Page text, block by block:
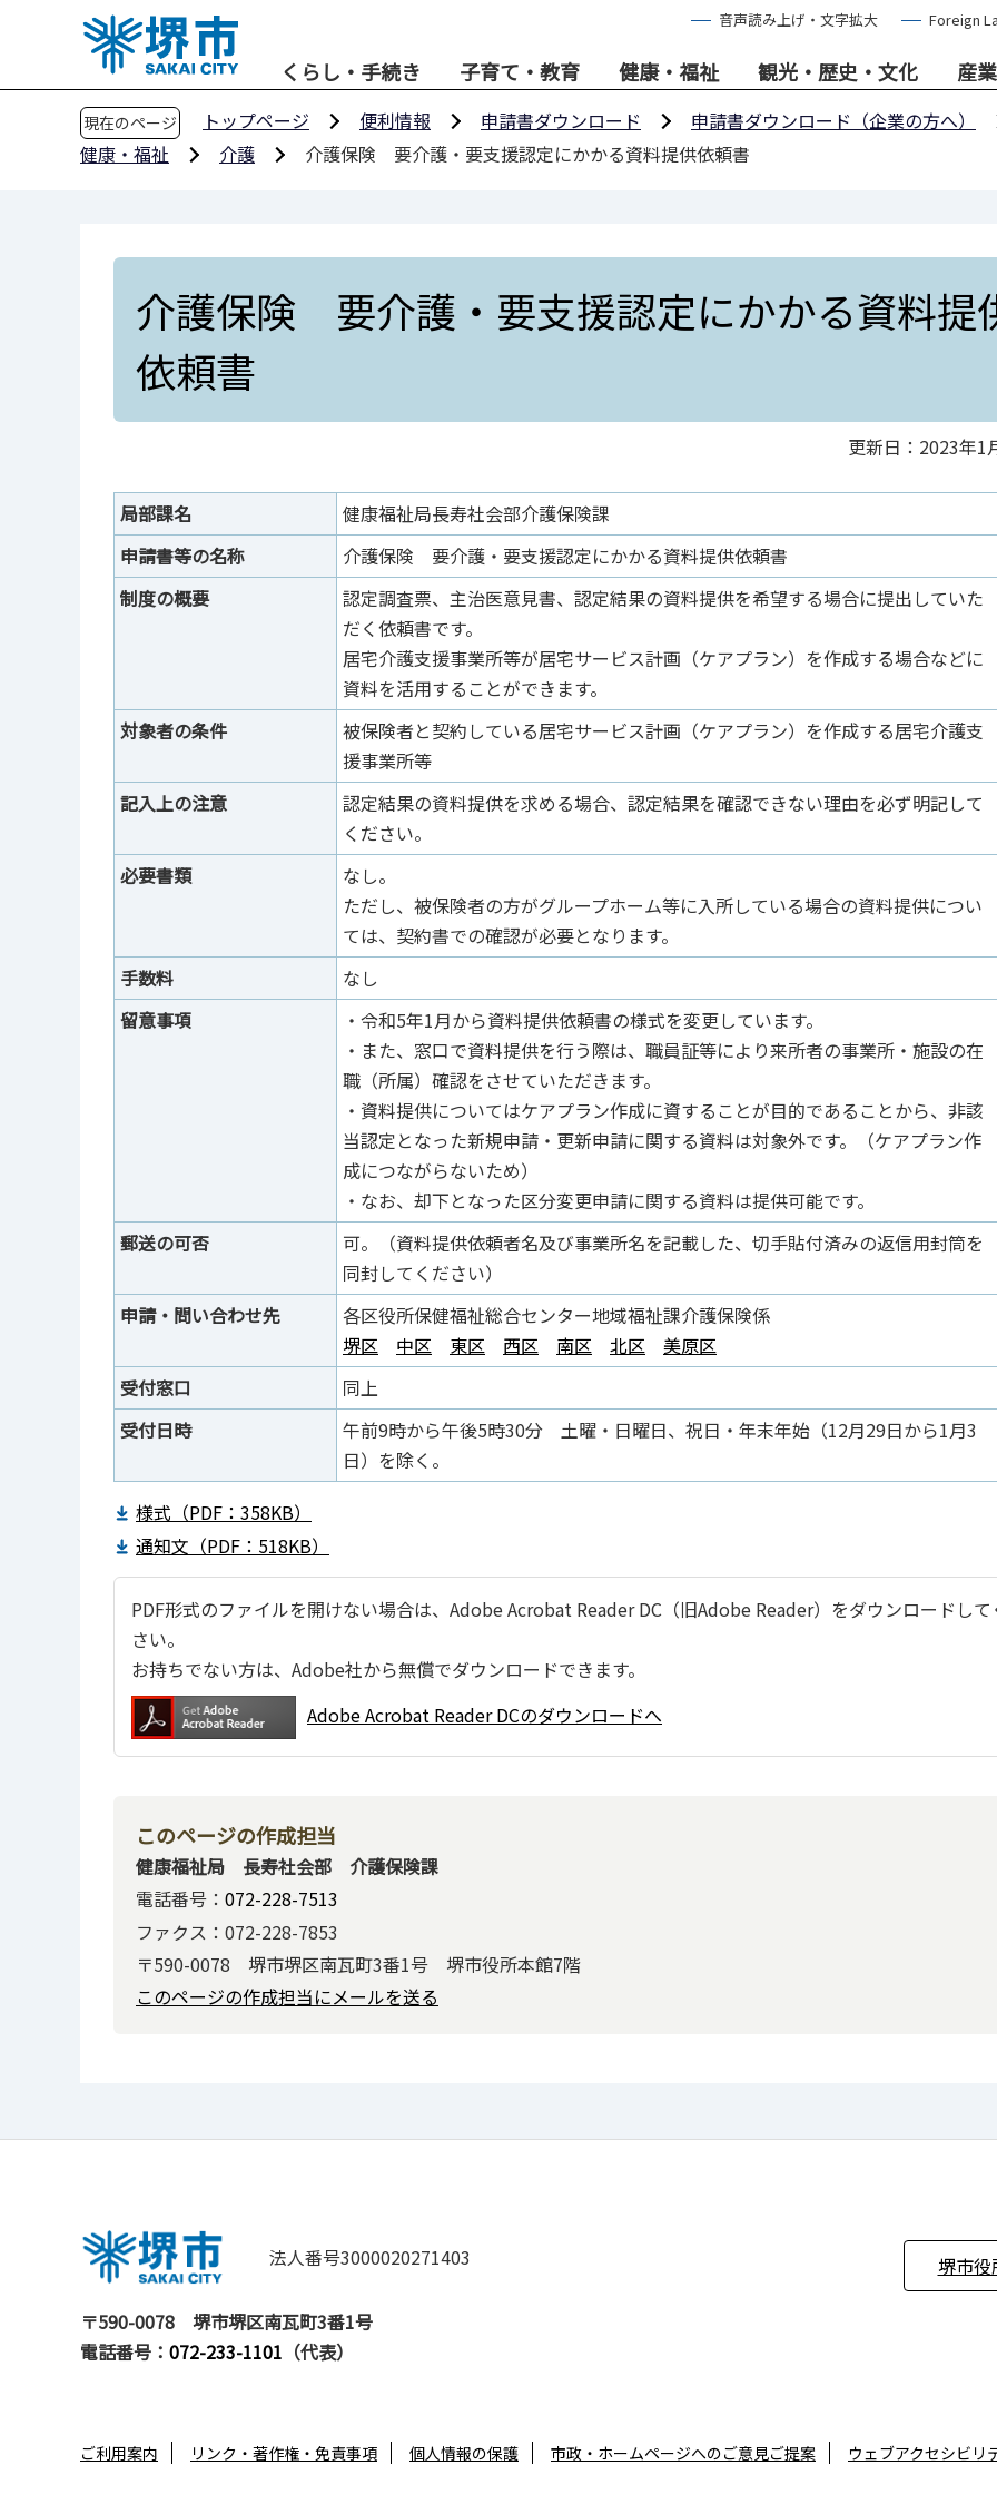
音声読み上げ・文字拡大 Foreign
くらし・手続き 子育て・教育 健康・福祉 観光・歴史・文化 産
現在のページ トップページ 便利情報 申請書ダウンロード
申請書ダウンロード（企業の方へ）
健康・福祉
介護 介護保険 要介護・要支援認定にかかる資料提供依頼書
介護保険 要介護・要支援認定にかかる資料提
依頼書
更新日：2023年1
局部課名
健康福祉局長寿社会部介護保険課
申請書等の名称
介護保険 要介護・要支援認定にかかる資料提供依頼書
制度の概要
認定調査票、主治医意見書、認定結果の資料提供を希望する場合に提出していた
だく依頼書です。
居宅介護支援事業所等が居宅サービス計画（ケアプラン）を作成する場合などに
資料を活用することができます。
対象者の条件
被保険者と契約している居宅サービス計画（ケアプラン）を作成する居宅介護支
援事業所等
記入上の注意
認定結果の資料提供を求める場合、認定結果を確認できない理由を必ず明記して
ください。
必要書類
なし。
ただし、被保険者の方がグループホーム等に入所している場合の資料提供につい
ては、契約書での確認が必要となります。
手数料
なし
留意事項
・令和5年1月から資料提供依頼書の様式を変更しています。
・また、窓口で資料提供を行う際は、職員証等により来所者の事業所・施設の在
職（所属）確認をさせていただきます。
・資料提供についてはケアプラン作成に資することが目的であることから、非該
当認定となった新規申請・更新申請に関する資料は対象外です。（ケアプラン作
成につながらないため）
・なお、却下となった区分変更申請に関する資料は提供可能です。
郵送の可否
可。（資料提供依頼者名及び事業所名を記載した、切手貼付済みの返信用封筒を
同封してください）
申請・問い合わせ先
各区役所保健福祉総合センター地域福祉課介護保険係
堺区
中区 東区 西区 南区 北区
美原区
受付窓口
同上
受付日時
午前9時から午後5時30分 土曜・日曜日、祝日・年末年始（12月29日から1月3
日）を除く。
様式（PDF：358KB）
通知文（PDF：518KB）
PDF形式のファイルを開けない場合は、Adobe Acrobat Reader DC（旧Adobe Reader）をダウンロードして
さい。
お持ちでない方は、Adobe社から無償でダウンロードできます。
Adobe Acrobat Reader DCのダウンロードへ
このページの作成担当
健康福祉局 長寿社会部 介護保険課
電話番号： 072-228-7513
ファクス：072-228-7853
〒590-0078 堺市堺区南瓦町3番1号 堺市役所本館7階
このページの作成担当にメールを送る
法人番号3000020271403
〒590-0078
堺市堺区南瓦町3番1号
電話番号： 072-233-1101 （代表）
堺市
ご利用案内 リンク・著作権・免責事項 個人情報の保護 市政・ホームページへのご意見ご提案 ウェブアクセシビリ